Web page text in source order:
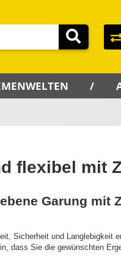
flexibel mit
Garung mit
Sicherheit und Langlebigkeit
dass Sie die gewünschten